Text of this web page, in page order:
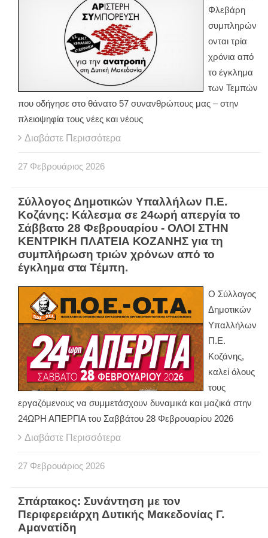
Φλεβάρη
συμπληρών
ονται τρία
χρόνια από
το έγκλημα
των Τεμπών
που οδήγησε στο θάνατο 57 συνανθρώπους μας – στην
πλειοψηφία τους νέες και νέους
Διαβάστε Περισσότερα
27 Φεβρουάριος 2026
Σύλλογος Δημοτικών Υπαλλήλων Π.Ε.
Κοζάνης: Κάλεσμα σε 24ωρή απεργία το
Σάββατο 28 Φεβρουαρίου - ΟΛΟΙ ΣΤΗΝ
ΚΕΝΤΡΙΚΗ ΠΛΑΤΕΙΑ ΚΟΖΑΝΗΣ για τη
συμπλήρωση τριών χρόνων από το
έγκλημα στα Τέμπη.
Ο Σύλλογος
Δημοτικών
Υπαλλήλων
Π.Ε.
Κοζάνης,
καλεί όλους
τους
εργαζόμενους να συμμετάσχουν δυναμικά και μαζικά στην
24ΩΡΗ ΑΠΕΡΓΙΑ του Σαββάτου 28 Φεβρουαρίου 2026
Διαβάστε Περισσότερα
27 Φεβρουάριος 2026
Σπάρτακος: Συνάντηση με τον
Περιφερειάρχη Δυτικής Μακεδονίας Γ.
Αμανατίδη